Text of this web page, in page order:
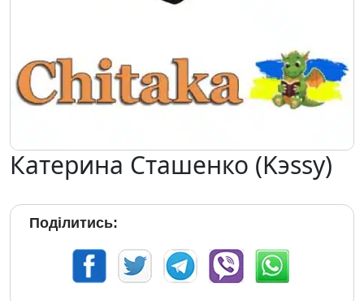
Катерина Сташенко (Kэssy)
Поділитись: